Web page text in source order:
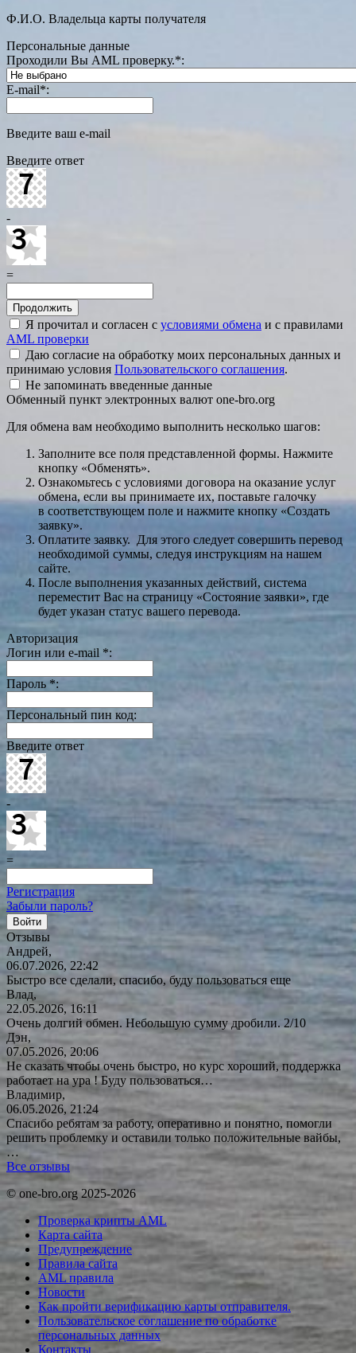
Ф.И.О. Владельца карты получателя
Персональные данные
Проходили Вы AML проверку.*:
E-mail*:
Введите ваш e-mail
Введите ответ
-
=
Я прочитал и согласен с условиями обмена и с правилами
AML проверки
Даю согласие на обработку моих персональных данных и
принимаю условия Пользовательского соглашения.
Не запоминать введенные данные
Обменный пункт электронных валют one-bro.org
Для обмена вам необходимо выполнить несколько шагов:
Заполните все поля представленной формы. Нажмите
кнопку «Обменять».
Ознакомьтесь с условиями договора на оказание услуг
обмена, если вы принимаете их, поставьте галочку
в соответствующем поле и нажмите кнопку «Создать
заявку».
Оплатите заявку. Для этого следует совершить перевод
необходимой суммы, следуя инструкциям на нашем
сайте.
После выполнения указанных действий, система
переместит Вас на страницу «Состояние заявки», где
будет указан статус вашего перевода.
Авторизация
Логин или e-mail *:
Пароль *:
Персональный пин код:
Введите ответ
-
=
Регистрация
Забыли пароль?
Отзывы
Андрей,
06.07.2026, 22:42
Быстро все сделали, спасибо, буду пользоваться еще
Влад,
22.05.2026, 16:11
Очень долгий обмен. Небольшую сумму дробили. 2/10
Дэн,
07.05.2026, 20:06
Не сказать чтобы очень быстро, но курс хороший, поддержка
работает на ура ! Буду пользоваться…
Владимир,
06.05.2026, 21:24
Спасибо ребятам за работу, оперативно и понятно, помогли
решить проблемку и оставили только положительные вайбы,
…
Все отзывы
© one-bro.org 2025-2026
Проверка крипты AML
Карта сайта
Предупреждение
Правила сайта
AML правила
Новости
Как пройти верификацию карты отправителя.
Пользовательское соглашение по обработке
персональных данных
Контакты